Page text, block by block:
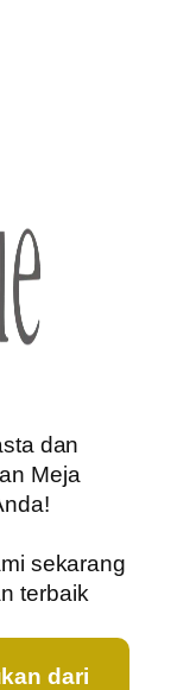
dan
Meja
sekarang
terbaik
dari